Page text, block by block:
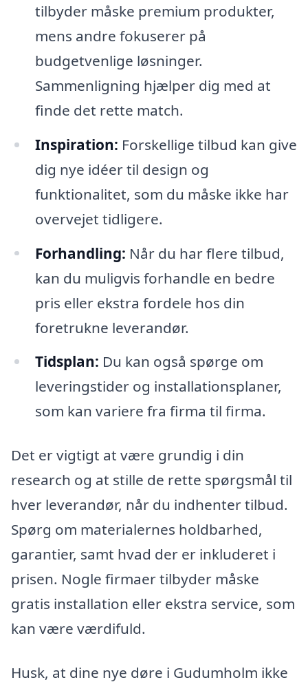
tilbyder måske premium produkter,
mens andre fokuserer på
budgetvenlige løsninger.
Sammenligning hjælper dig med at
finde det rette match.
Inspiration: Forskellige tilbud kan give
dig nye idéer til design og
funktionalitet, som du måske ikke har
overvejet tidligere.
Forhandling: Når du har flere tilbud,
kan du muligvis forhandle en bedre
pris eller ekstra fordele hos din
foretrukne leverandør.
Tidsplan: Du kan også spørge om
leveringstider og installationsplaner,
som kan variere fra firma til firma.
Det er vigtigt at være grundig i din
research og at stille de rette spørgsmål til
hver leverandør, når du indhenter tilbud.
Spørg om materialernes holdbarhed,
garantier, samt hvad der er inkluderet i
prisen. Nogle firmaer tilbyder måske
gratis installation eller ekstra service, som
kan være værdifuld.
Husk, at dine nye døre i Gudumholm ikke